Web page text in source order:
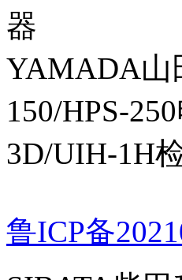
器
YAMADA山
150/HPS-
3D/UIH-1H
鲁ICP备